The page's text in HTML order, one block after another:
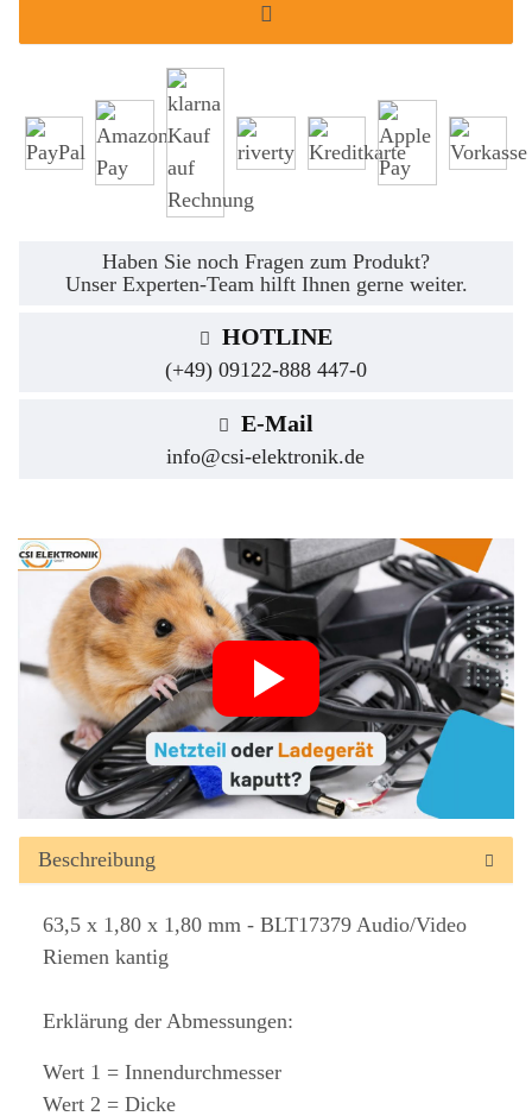
Haben Sie noch Fragen zum Produkt?
Unser Experten-Team hilft Ihnen gerne weiter.
HOTLINE
(+49) 09122-888 447-0
E-Mail
info@csi-elektronik.de
Beschreibung
63,5 x 1,80 x 1,80 mm - BLT17379 Audio/Video
Riemen kantig
Erklärung der Abmessungen:
Wert 1 = Innendurchmesser
Wert 2 = Dicke